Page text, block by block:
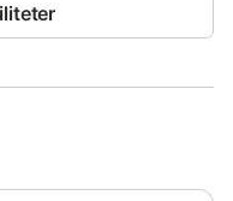
lokalt producerede